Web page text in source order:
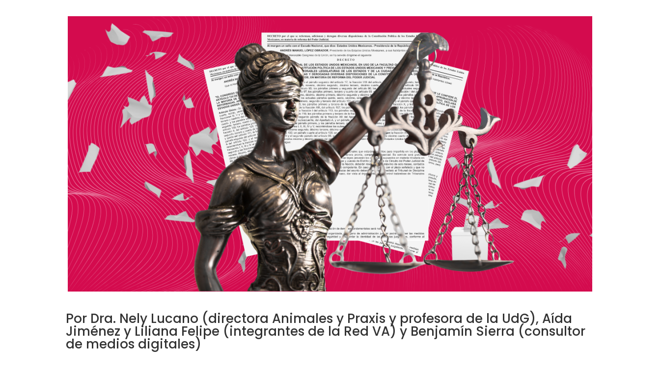
Por Dra. Nely Lucano (directora Animales y Praxis y profesora de la UdG), Aída
Jiménez y Liliana Felipe (integrantes de la Red VA) y Benjamín Sierra (consultor
de medios digitales)